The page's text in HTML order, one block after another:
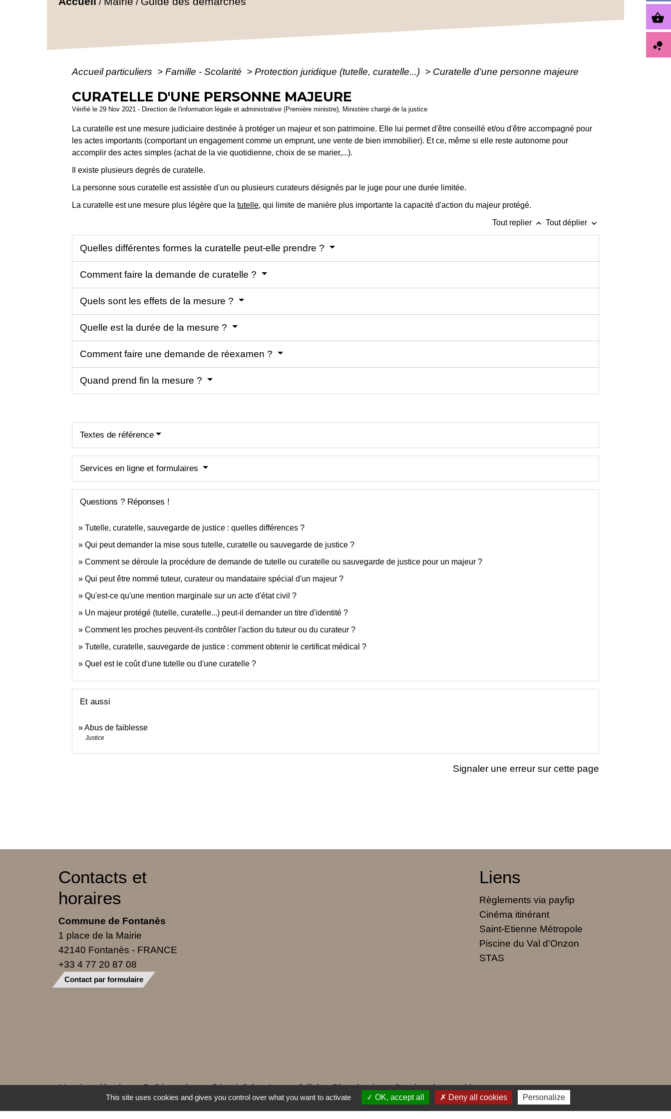
Accueil particuliers > Famille - Scolarité > Protection juridique (tutelle, curatelle...) > Curatelle d'une personne majeure
CURATELLE D'UNE PERSONNE MAJEURE
Vérifié le 29 Nov 2021 - Direction de l'information légale et administrative (Première ministre), Ministère chargé de la justice
La curatelle est une mesure judiciaire destinée à protéger un majeur et son patrimoine. Elle lui permet d'être conseillé et/ou d'être accompagné pour
les actes importants (comportant un engagement comme un emprunt, une vente de bien immobilier). Et ce, même si elle reste autonome pour
accomplir des actes simples (achat de la vie quotidienne, choix de se marier,...).
Il existe plusieurs degrés de curatelle.
La personne sous curatelle est assistée d'un ou plusieurs curateurs désignés par le juge pour une durée limitée.
La curatelle est une mesure plus légère que latutelle, qui limite de manière plus importante la capacité d'action du majeur protégé.
Tout replier keyboard_arrow_up Tout déplier keyboard_arrow_down
Quelles différentes formes la curatelle peut-elle prendre ?
Comment faire la demande de curatelle ?
Quels sont les effets de la mesure ?
Quelle est la durée de la mesure ?
Comment faire une demande de réexamen ?
Quand prend fin la mesure ?
Textes de référence
Services en ligne et formulaires
Questions ? Réponses !
Tutelle, curatelle, sauvegarde de justice : quelles différences ?
Qui peut demander la mise sous tutelle, curatelle ou sauvegarde de justice ?
Comment se déroule la procédure de demande de tutelle ou curatelle ou sauvegarde de justice pour un majeur ?
Qui peut être nommé tuteur, curateur ou mandataire spécial d'un majeur ?
Qu'est-ce qu'une mention marginale sur un acte d'état civil ?
Un majeur protégé (tutelle, curatelle...) peut-il demander un titre d'identité ?
Comment les proches peuvent-ils contrôler l'action du tuteur ou du curateur ?
Tutelle, curatelle, sauvegarde de justice : comment obtenir le certificat médical ?
Quel est le coût d'une tutelle ou d'une curatelle ?
Et aussi
Abus de faiblesse
Justice
Signaler une erreur sur cette page
shopping_basket
bubble_chart
Contacts et
horaires
Commune de Fontanès
1 place de la Mairie
42140 Fontanès - FRANCE
+33 4 77 20 87 08
Contact par formulaire
Liens
Règlements via payfip
Cinéma itinérant
Saint-Etienne Métropole
Piscine du Val d'Onzon
STAS
Mentions légales - Politique de confidentialité - Accessibilité - Plan du site - Gestion des cookies
This site uses cookies and gives you control over what you want to activate OK, accept all Deny all cookies Personalize